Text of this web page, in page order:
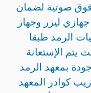
صوتية لضمان
ليزر وجهاز
الرمد طبقا
يتم الإستعانة
بمعهد الرمد
كوادر المعهد